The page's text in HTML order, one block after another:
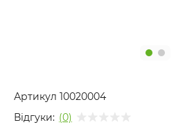
Артикул 10020004
Відгуки: (0)